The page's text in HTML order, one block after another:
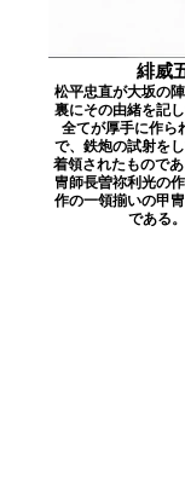
緋威
松平忠直が大坂の
裏にその由緒を記
全てが厚手に作ら
で、鉄炮の試射を
着領されたもので
冑師長曽祢利光の
作の一領揃いの甲
である